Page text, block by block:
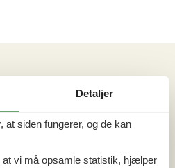
Detaljer
at siden fungerer, og de kan
vi må opsamle statistik, hjælper